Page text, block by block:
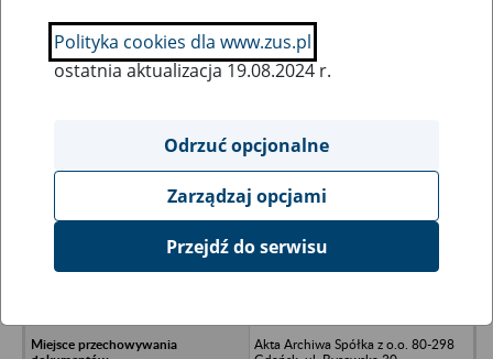
SZUKAJ
Ukryj wszystkie pozycje bazy
Emmerson Evoluation North Spółka
Akta Archiwa Spółka z o.o. 80-298
Polityka cookies dla www.zus.pl
ostatnia aktualizacja 19.08.2024 r.
Odrzuć opcjonalne
Zarządzaj opcjami
Przejdź do serwisu